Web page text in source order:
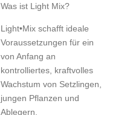
Was ist Light Mix?
Light•Mix schafft ideale
Voraussetzungen für ein
von Anfang an
kontrolliertes, kraftvolles
Wachstum von Setzlingen,
jungen Pflanzen und
Ablegern.